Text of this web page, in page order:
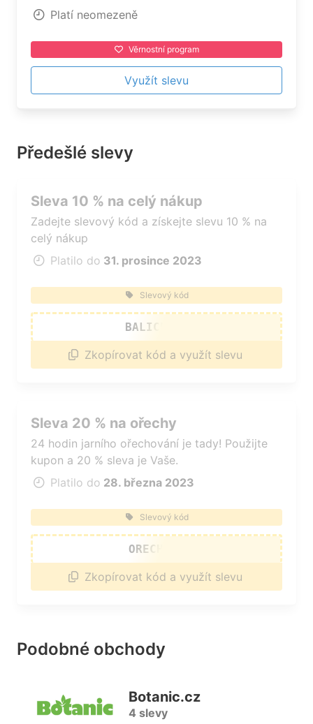
získejte slevu až 12 % na všechny produkty!
Platí neomezeně
Věrnostní program
Využít slevu
Předešlé slevy
Sleva 10 % na celý nákup
Zadejte slevový kód a získejte slevu 10 % na
celý nákup
Platilo do 31. prosince 2023
Slevový kód
BALICEK10
Zkopírovat kód a využít slevu
Sleva 20 % na ořechy
24 hodin jarního ořechování je tady! Použijte
kupon a 20 % sleva je Vaše.
Platilo do 28. března 2023
Slevový kód
ORECHY20
Zkopírovat kód a využít slevu
Podobné obchody
Botanic.cz
4 slevy